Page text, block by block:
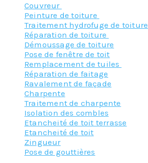
Couvreur
Peinture de toiture
Traitement hydrofuge de toiture
Réparation de toiture
Démoussage de toiture
Pose de fenêtre de toit
Remplacement de tuiles
Réparation de faitage
Ravalement de façade
Charpente
Traitement de charpente
Isolation des combles
Etancheité de toit terrasse
Etancheité de toit
Zingueur
Pose de gouttières